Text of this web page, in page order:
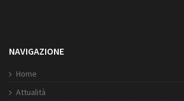
NAVIGAZIONE
Home
Attualità